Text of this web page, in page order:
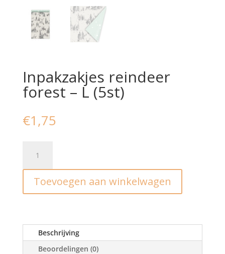
Inpakzakjes reindeer
forest – L (5st)
€1,75
reindeer
forest
L
Toevoegen aan winkelwagen
Beschrijving
Beoordelingen (0)